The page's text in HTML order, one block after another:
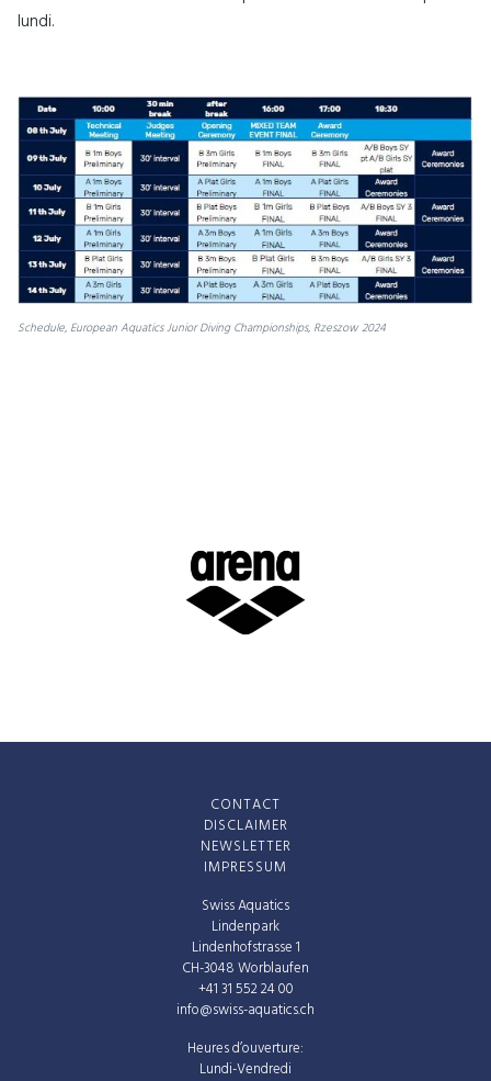
lundi.
Schedule, European Aquatics Junior Diving Championships, Rzeszow 2024
Swiss Aquatics
Lindenpark
Lindenhofstrasse 1
CH-3048 Worblaufen
+41 31 552 24 00
info@swiss-aquatics.ch
Heures d’ouverture:
Lundi-Vendredi
CONTACT
DISCLAIMER
NEWSLETTER
IMPRESSUM